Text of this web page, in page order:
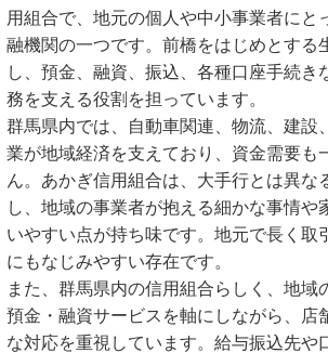
用組合で、地元の個人や中小事業者にと
融機関の一つです。前橋をはじめとする
し、預金、融資、振込、各種口座手続き
務を支える役割を担っています。
群馬県内では、自動車関連、物流、建設
業が地域経済を支えており、資金需要も
ん。あかぎ信用組合は、大手行とは異な
し、地域の事業者が抱える細かな事情や
いやすい点が持ち味です。地元で長く取
にもなじみやすい存在です。
また、群馬県内の信用組合らしく、地域
預金・融資サービスを軸にしながら、店
な対応を重視しています。給与振込先や